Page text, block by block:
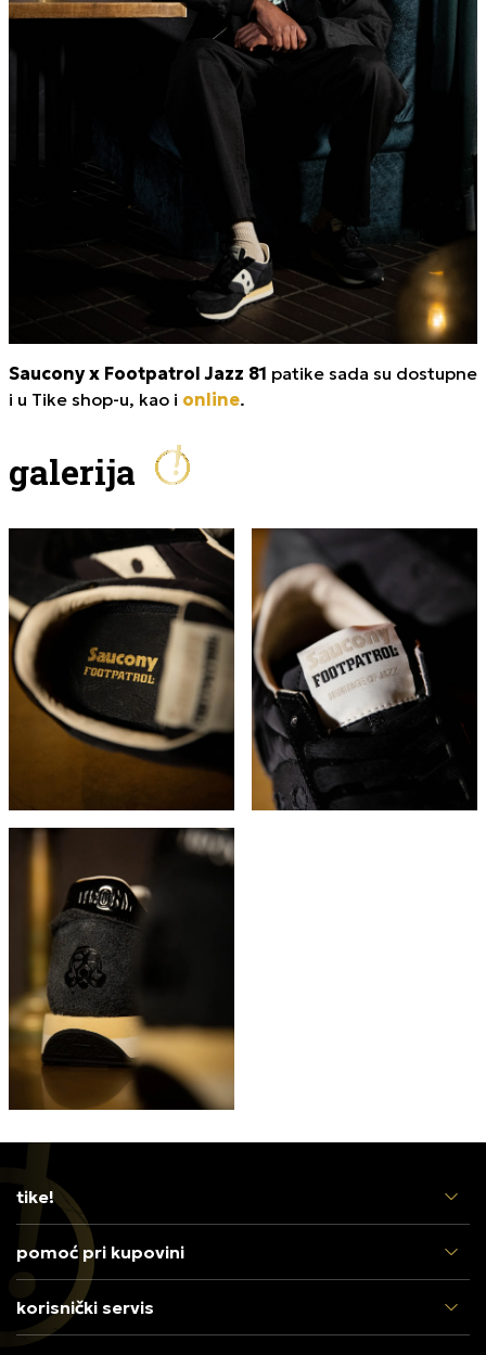
Saucony x Footpatrol Jazz 81 patike sada su dostupne
i u Tike shop-u, kao i online.
galerija
tike!
pomoć pri kupovini
korisnički servis